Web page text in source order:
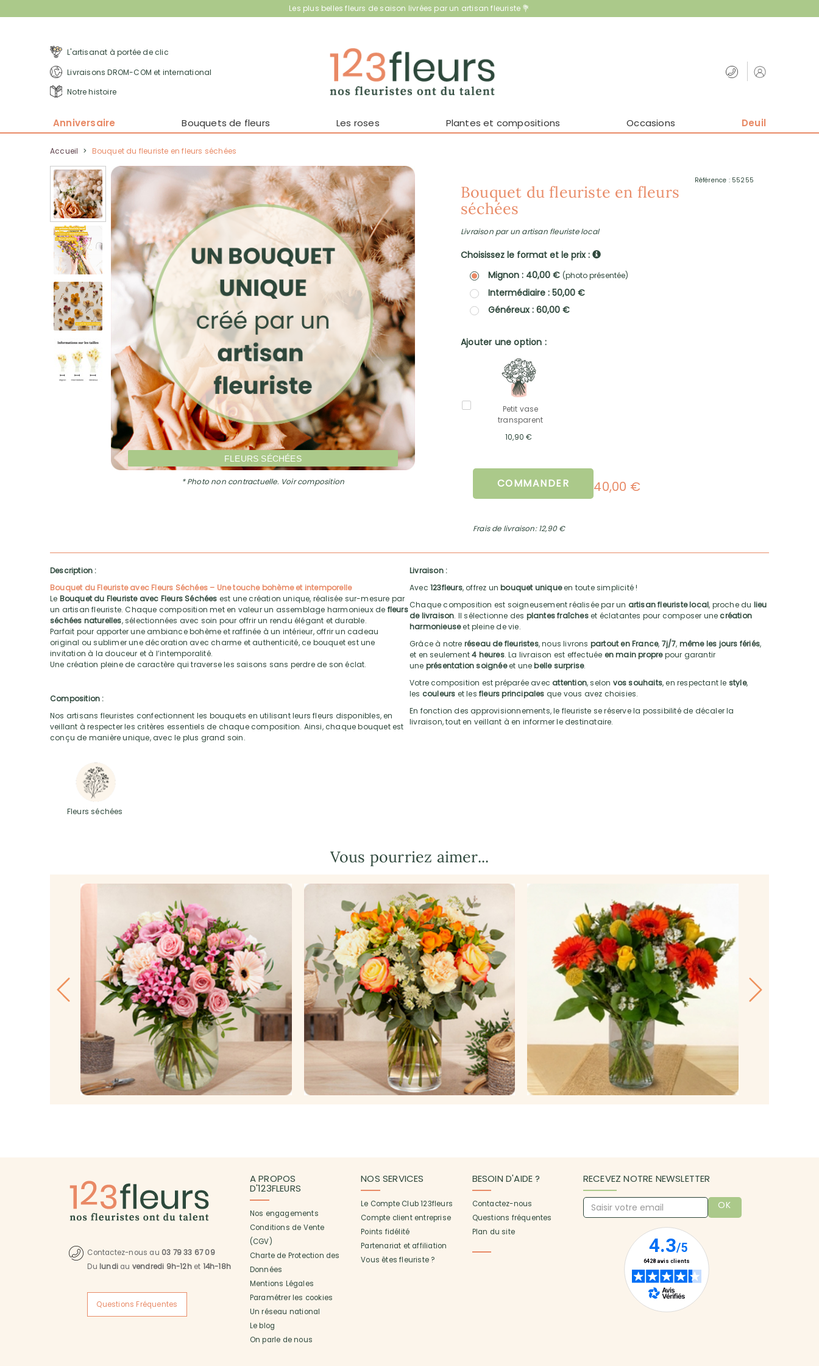
Les plus belles fleurs de saison livrées par un artisan fleuriste 💐
L'artisanat à portée de clic
Livraisons DROM-COM et international
Notre histoire
Anniversaire Bouquets de fleurs Les roses Plantes et compositions Occasions Deuil
Accueil > Bouquet du fleuriste en fleurs séchées
FLEURS SÉCHÉES
* Photo non contractuelle. Voir composition
Référence : 55255
Bouquet du fleuriste en fleurs
séchées
Livraison par un artisan fleuriste local
Choisissez le format et le prix :
Mignon : 40,00 € (photo présentée)
Intermédiaire : 50,00 €
Généreux : 60,00 €
Ajouter une option :
Petit vase
transparent
10,90 €
COMMANDER 40,00 €
Frais de livraison: 12,90 €
Description :
Bouquet du Fleuriste avec Fleurs Séchées – Une touche bohème et intemporelle
Le Bouquet du Fleuriste avec Fleurs Séchées est une création unique, réalisée sur-mesure par
un artisan fleuriste. Chaque composition met en valeur un assemblage harmonieux de fleurs
séchées naturelles, sélectionnées avec soin pour offrir un rendu élégant et durable.
Parfait pour apporter une ambiance bohème et raffinée à un intérieur, offrir un cadeau
original ou sublimer une décoration avec charme et authenticité, ce bouquet est une
invitation à la douceur et à l’intemporalité.
Une création pleine de caractère qui traverse les saisons sans perdre de son éclat.
Composition :
Nos artisans fleuristes confectionnent les bouquets en utilisant leurs fleurs disponibles, en
veillant à respecter les critères essentiels de chaque composition. Ainsi, chaque bouquet est
conçu de manière unique, avec le plus grand soin.
Fleurs séchées
Livraison :
Avec 123fleurs, offrez unbouquet uniqueen toute simplicité !
Chaque composition est soigneusement réalisée par un artisan fleuriste local, proche du lieu
de livraison. Il sélectionne des plantes fraîcheset éclatantes pour composer une création
harmonieuseet pleine de vie.
Grâce à notre réseau de fleuristes, nous livrons partout en France, 7j/7, même les jours fériés,
et en seulement4 heures. La livraison est effectuée en main proprepour garantir
une présentation soignéeet unebelle surprise.
Votre composition est préparée avec attention, selon vos souhaits, en respectant le style,
les couleurs et lesfleurs principales que vous avez choisies.
En fonction des approvisionnements, le fleuriste se réserve la possibilité de décaler la
livraison, tout en veillant à en informer le destinataire.
Vous pourriez aimer...
Contactez-nous au 03 79 33 67 09
Du lundi au vendredi 9h-12het 14h-18h
Questions Fréquentes
A PROPOS
D'123FLEURS
Nos engagements
Conditions de Vente
(CGV)
Charte de Protection des
Données
Mentions Légales
Paramétrer les cookies
Un réseau national
Le blog
On parle de nous
NOS SERVICES
Le Compte Club 123fleurs
Compte client entreprise
Points fidélité
Partenariat et affiliation
Vous êtes fleuriste ?
BESOIN D'AIDE ?
Contactez-nous
Questions fréquentes
Plan du site
RECEVEZ NOTRE NEWSLETTER
OK